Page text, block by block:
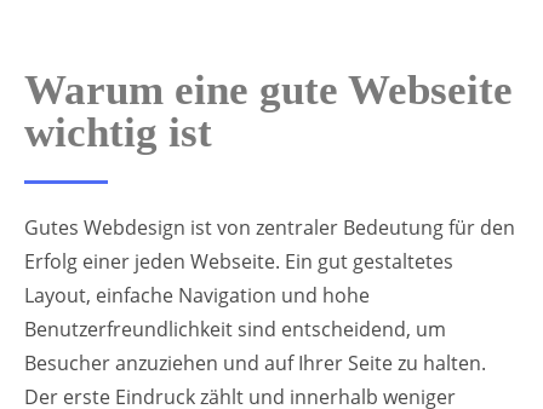
Warum eine gute Webseite
wichtig ist
Gutes Webdesign ist von zentraler Bedeutung für den
Erfolg einer jeden Webseite. Ein gut gestaltetes
Layout, einfache Navigation und hohe
Benutzerfreundlichkeit sind entscheidend, um
Besucher anzuziehen und auf Ihrer Seite zu halten.
Der erste Eindruck zählt und innerhalb weniger